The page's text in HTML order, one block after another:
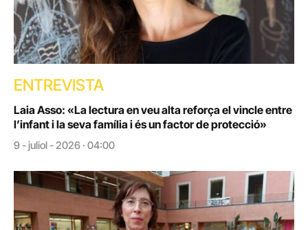
ENTREVISTA
Laia Asso: «La lectura en veu alta reforça el vincle entre
l’infant i la seva família i és un factor de protecció»
9 - juliol - 2026 · 04:00